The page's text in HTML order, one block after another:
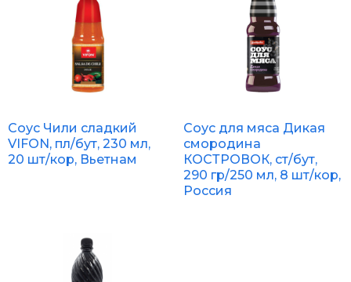
Соус Чили сладкий
VIFON, пл/бут, 230 мл,
20 шт/кор, Вьетнам
Соус для мяса Дикая
смородина
КОСТРОВОК, ст/бут,
290 гр/250 мл, 8 шт/кор,
Россия